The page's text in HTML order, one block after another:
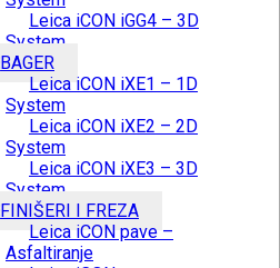
Leica iCON iGG4 – 3D
System
BAGER
Leica iCON iXE1 – 1D
System
Leica iCON iXE2 – 2D
System
Leica iCON iXE3 – 3D
System
FINIŠERI I FREZA
Leica iCON pave –
Asfaltiranje